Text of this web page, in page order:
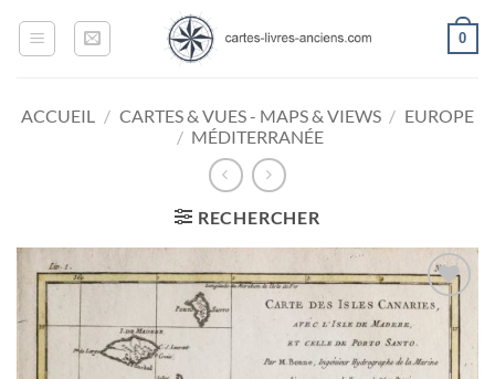
0
ACCUEIL / CARTES & VUES - MAPS & VIEWS / EUROPE
/ MÉDITERRANÉE
RECHERCHER
Ajouter
à la
wishlist